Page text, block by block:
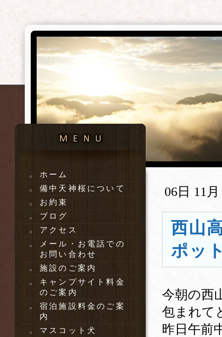
ホーム
備中天神桜について
お約束
ブログ
アクセス
メール・お電話での
お問い合わせ
施設のご案内
キャンプサイト料金
のご案内
宿泊施設料金のご案
内
マスコット犬
06日 11月
西山
ポッ
今朝の西
包まれて
昨日午前